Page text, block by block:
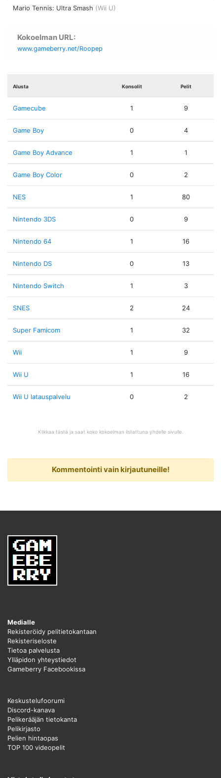
Mario Tennis: Ultra Smash (Wii U)
Kokoelman URL:
www.gameberry.net/Roopep
Alusta Konsolit Pelit
Gamecube 1 9
Game Boy 0 4
Game Boy Advance 1 1
Game Boy Color 0 2
NES 1 80
Nintendo 3DS 0 9
Nintendo 64 1 16
Nintendo DS 0 13
Nintendo Switch 1 3
SNES 2 24
Super Famicom 1 32
Wii 1 9
Wii U 1 16
Wii U latauspalvelu 0 2
Klikkaa tästä ja saat koko kokoelman listattuna yhdelle sivulle.
Kommentointi vain kirjautuneille!
Medialle
Rekisteröidy pelitietokantaan
Rekisteriseloste
Tietoa palvelusta
Ylläpidon yhteystiedot
Gameberry Facebookissa
Keskustelufoorumi
Discord-kanava
Pelikerääjän tietokanta
Pelikirjasto
Pelien hintaopas
TOP 100 videopelit